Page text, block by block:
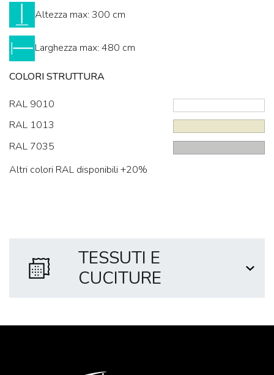
Altezza max: 300 cm
Larghezza max: 480 cm
COLORI STRUTTURA
RAL 9010
RAL 1013
RAL 7035
Altri colori RAL disponibili +20%
TESSUTI E
CUCITURE